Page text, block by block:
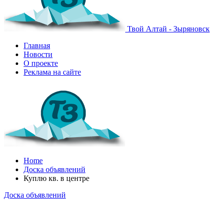
Твой Алтай - Зыряновск
Главная
Новости
О проекте
Реклама на сайте
Home
Доска объявлений
Куплю кв. в центре
Доска объявлений